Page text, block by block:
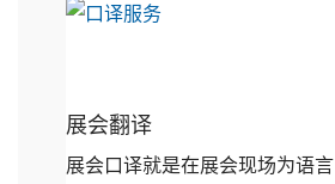
展会翻译
展会口译就是在展会现场为语言